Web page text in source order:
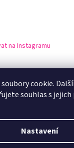
cookie.
souhlas s jejich
Nastavení
na Instagramu
Doprava a platba
Vytvořil Shoptet